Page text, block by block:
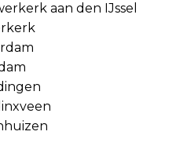
aan den IJssel